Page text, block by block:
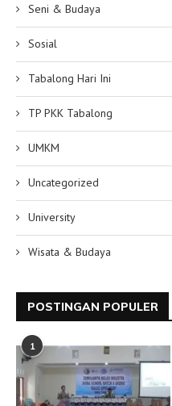
Seni & Budaya
Sosial
Tabalong Hari Ini
TP PKK Tabalong
UMKM
Uncategorized
University
Wisata & Budaya
POSTINGAN POPULER
1